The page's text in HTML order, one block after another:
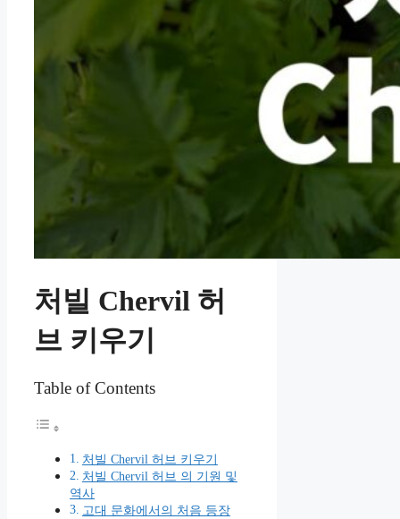
처빌 Chervil 허
브 키우기
Table of Contents
처빌 Chervil 허브 키우기
처빌 Chervil 허브 의 기원 및
역사
고대 문화에서의 처음 등장